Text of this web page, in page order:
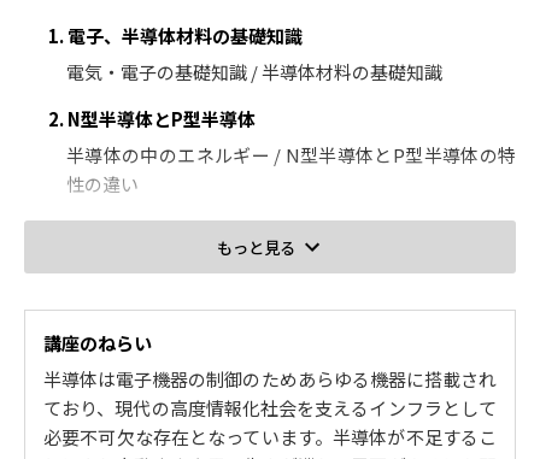
1. 電子、半導体材料の基礎知識
電気・電子の基礎知識 / 半導体材料の基礎知識
2. N型半導体とP型半導体
半導体の中のエネルギー / N型半導体とP型半導体の特
性の違い
半導体の中の電子・正孔の移動とは？ / さまざまな条件
4. 半導体の中の電子・正孔の動きとは？②
キャリア（電子・正孔）の注入、生成 / PN接合につい
て
もっと見る
講座のねらい
半導体は電子機器の制御のためあらゆる機器に搭載され
ており、現代の高度情報化社会を支えるインフラとして
必要不可欠な存在となっています。半導体が不足するこ